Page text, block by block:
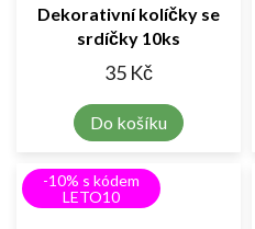
Dekorativní kolíčky se
srdíčky 10ks
35 Kč
Do košíku
-10% s kódem
LETO10